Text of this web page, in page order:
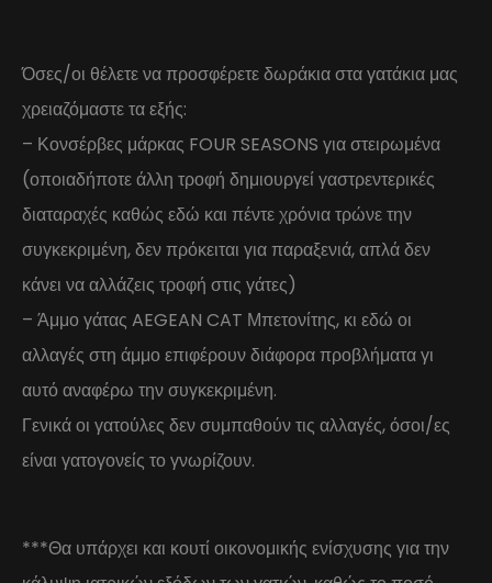
Όσες/οι θέλετε να προσφέρετε δωράκια στα γατάκια μας
χρειαζόμαστε τα εξής:
– Κονσέρβες μάρκας FOUR SEASONS για στειρωμένα
(οποιαδήποτε άλλη τροφή δημιουργεί γαστρεντερικές
διαταραχές καθώς εδώ και πέντε χρόνια τρώνε την
συγκεκριμένη, δεν πρόκειται για παραξενιά, απλά δεν
κάνει να αλλάζεις τροφή στις γάτες)
– Άμμο γάτας AEGEAN CAT Μπετονίτης, κι εδώ οι
αλλαγές στη άμμο επιφέρουν διάφορα προβλήματα γι
αυτό αναφέρω την συγκεκριμένη.
Γενικά οι γατούλες δεν συμπαθούν τις αλλαγές, όσοι/ες
είναι γατογονείς το γνωρίζουν.
***Θα υπάρχει και κουτί οικονομικής ενίσχυσης για την